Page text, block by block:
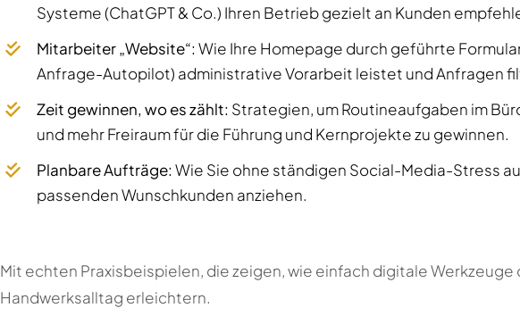
Systeme (ChatGPT & Co.) Ihren Betrieb gezielt an Kunden
Mitarbeiter „Website“:Wie Ihre Homepage durch geführte
Anfrage-Autopilot) administrative Vorarbeit leistet und Anfragen
Zeit gewinnen, wo es zählt: Strategien, um Routineaufgaben im
und mehr Freiraum für die Führung und Kernprojekte zu gewinnen.
Planbare Aufträge:Wie Sie ohne ständigen Social-Media-Stress
passenden Wunschkunden anziehen.
Mit echten Praxisbeispielen, die zeigen, wie einfach digitale Werkzeuge
Handwerksalltag erleichtern.